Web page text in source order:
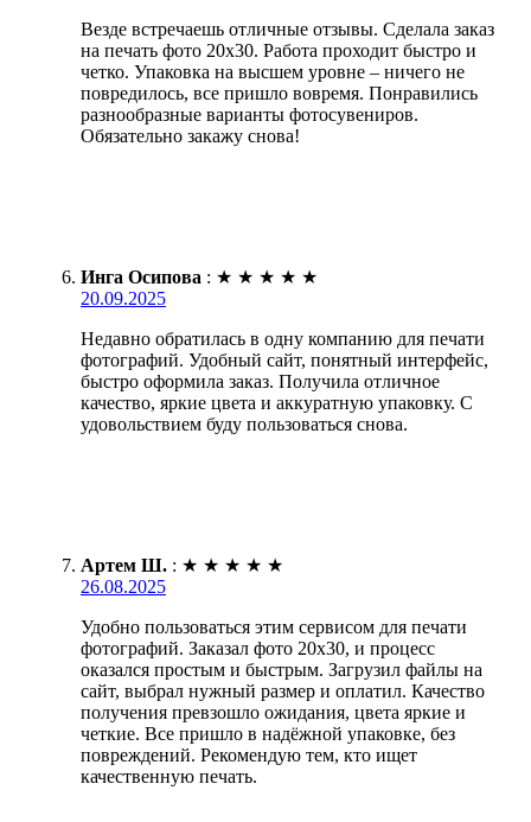
Везде встречаешь отличные отзывы. Сделала заказ
на печать фото 20х30. Работа проходит быстро и
четко. Упаковка на высшем уровне – ничего не
повредилось, все пришло вовремя. Понравились
разнообразные варианты фотосувениров.
Обязательно закажу снова!
Инга Осипова : ★ ★ ★ ★ ★
20.09.2025
Недавно обратилась в одну компанию для печати
фотографий. Удобный сайт, понятный интерфейс,
быстро оформила заказ. Получила отличное
качество, яркие цвета и аккуратную упаковку. С
удовольствием буду пользоваться снова.
Артем Ш. : ★ ★ ★ ★ ★
26.08.2025
Удобно пользоваться этим сервисом для печати
фотографий. Заказал фото 20х30, и процесс
оказался простым и быстрым. Загрузил файлы на
сайт, выбрал нужный размер и оплатил. Качество
получения превзошло ожидания, цвета яркие и
четкие. Все пришло в надёжной упаковке, без
повреждений. Рекомендую тем, кто ищет
качественную печать.